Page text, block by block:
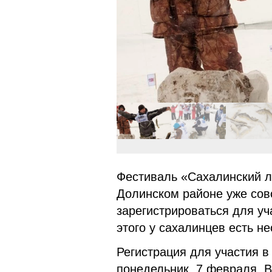
Фестиваль «Сахалинский
Долинском районе уже
зарегистрироваться для
этого у сахалинцев есть
Регистрация для участия
понедельник, 7 февраля.